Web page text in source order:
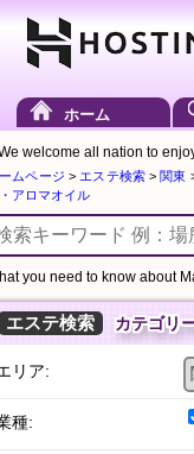
ホーム
welcome all nation to
ムページ > エステ検索>関東
アロマオイル
you need to know about
エステ検索 カテゴリ
リア:
種: